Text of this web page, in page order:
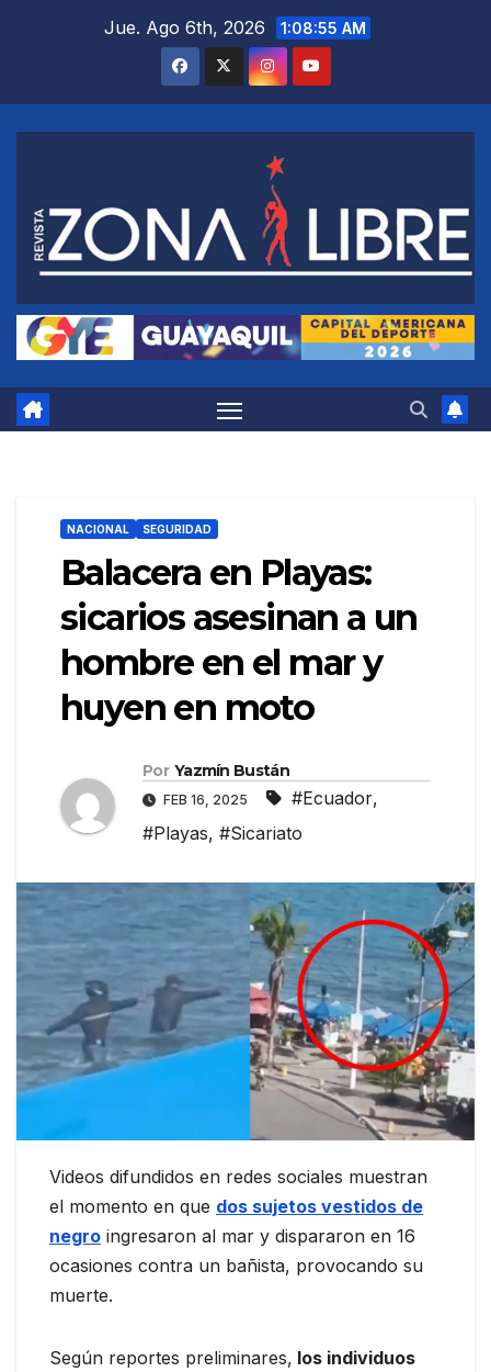
Jue. Ago 6th, 2026 1:08:56 AM
NACIONAL SEGURIDAD
Balacera en Playas:
sicarios asesinan a un
hombre en el mar y
huyen en moto
Por Yazmín Bustán
FEB 16, 2025 #Ecuador,
#Playas, #Sicariato
Videos difundidos en redes sociales muestran
el momento en que dos sujetos vestidos de
negro ingresaron al mar y dispararon en 16
ocasiones contra un bañista, provocando su
muerte.
Según reportes preliminares, los individuos